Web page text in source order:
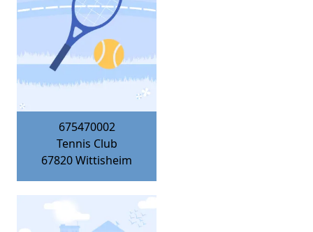
675470002
Tennis Club
67820Wittisheim